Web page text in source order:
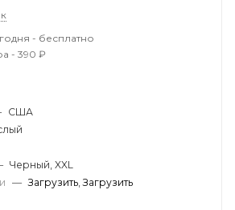
- бесплатно
- 390 ₽
США
Черный, XXL
— Загрузить,Загрузить